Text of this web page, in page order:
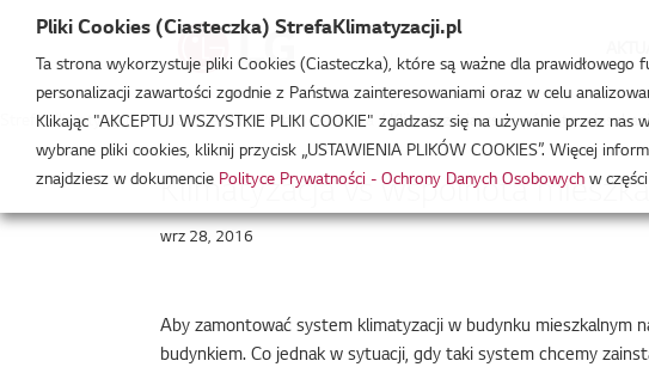
Strefa Klimatyzacji /Baza Wiedzy/ Porady eksperta /Klimatyzacja vs wspólnota
Klimatyzacja vs wspólnota
wrz 28, 2016
Aby zamontować system klimatyzacji w budynku mieszkalnym
budynkiem. Co jednak w sytuacji, gdy taki system chcemy
Pliki Cookies (Ciasteczka) StrefaKlimatyzacji.pl
Ta strona wykorzystuje pliki Cookies (Ciasteczka), które są ważne dla prawidłowego
personalizacji zawartości zgodnie z Państwa zainteresowaniami oraz w celu
Klikając "AKCEPTUJ WSZYSTKIE PLIKI COOKIE" zgadzasz się na używanie przez
wybrane pliki cookies, kliknij przycisk „USTAWIENIA PLIKÓW COOKIES”. Więcej
znajdziesz w dokumencie Polityce Prywatności - Ochrony Danych Osobowych w